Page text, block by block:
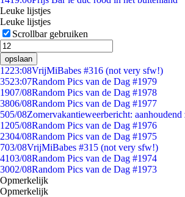
Leuke lijstjes
Leuke lijstjes
Scrollbar gebruiken
opslaan
1223:08VrijMiBabes #316 (not very sfw!)
3523:07Random Pics van de Dag #1979
1907/08Random Pics van de Dag #1978
3806/08Random Pics van de Dag #1977
505/08Zomervakantieweerbericht: aanhoudend
1205/08Random Pics van de Dag #1976
2304/08Random Pics van de Dag #1975
703/08VrijMiBabes #315 (not very sfw!)
4103/08Random Pics van de Dag #1974
3002/08Random Pics van de Dag #1973
Opmerkelijk
Opmerkelijk